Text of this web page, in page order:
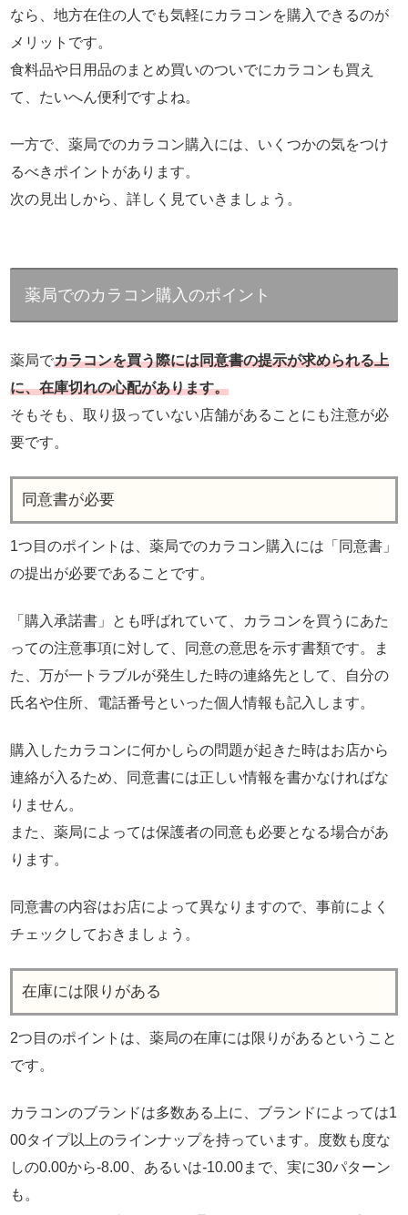
なら、地方在住の人でも気軽にカラコンを購入できるのが
メリットです。
食料品や日用品のまとめ買いのついでにカラコンも買え
て、たいへん便利ですよね。
一方で、薬局でのカラコン購入には、いくつかの気をつけ
るべきポイントがあります。
次の見出しから、詳しく見ていきましょう。
薬局でのカラコン購入のポイン ト
薬局でカラコンを買う際には同意書の提示が求められる上
に、在庫切れの心配があります。
そもそも、取り扱っていない店舗があることにも注意が必
要です。
同意書が必要
1つ目のポイントは、薬局でのカラコン購入には「同意書」
の提出が必要であることです。
「購入承諾書」とも呼ばれていて、カラコンを買うにあた
っての注意事項に対して、同意の意思を示す書類です。ま
た、万が一トラブルが発生した時の連絡先として、自分の
氏名や住所、電話番号といった個人情報も記入します。
購入したカラコンに何かしらの問題が起きた時はお店から
連絡が入るため、同意書には正しい情報を書かなければな
りません。
また、薬局によっては保護者の同意も必要となる場合があ
ります。
同意書の内容はお店によって異なりますので、事前によく
チェックしておきましょう。
在庫には限りがある
2つ目のポイントは、薬局の在庫には限りがあるということ
です。
カラコンのブランドは多数ある上に、ブランドによっては1
00タイプ以上のラインナップを持っています。度数も度な
しの0.00から-8.00、あるいは-10.00まで、実に30パターン
も。